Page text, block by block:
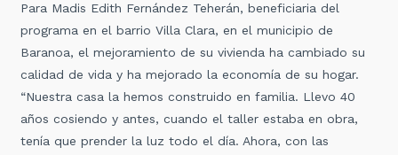
Para Madis Edith Fernández Teherán, beneficiaria del
programa en el barrio Villa Clara, en el municipio de
Baranoa, el mejoramiento de su vivienda ha cambiado su
calidad de vida y ha mejorado la economía de su hogar.
“Nuestra casa la hemos construido en familia. Llevo 40
años cosiendo y antes, cuando el taller estaba en obra,
tenía que prender la luz todo el día. Ahora, con las